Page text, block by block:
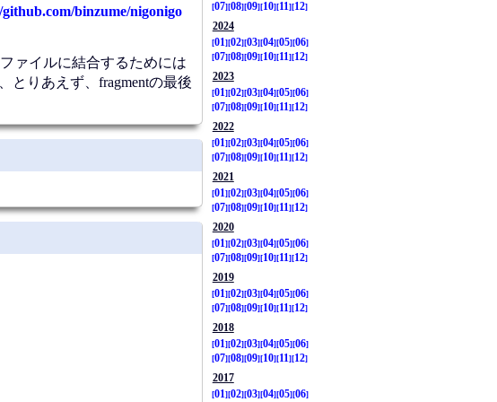
binzume/nigonigo
ァイルに結合するためには
とりあえず、fragmentの最後
07 08 09 10 11
12
2024
01
02 03 04 05 06
07 08 09 10 11
12
2023
01
02 03 04 05 06
07 08 09 10 11
12
2022
01
02 03 04 05 06
07 08 09 10 11
12
2021
01
02 03 04 05 06
07 08 09 10 11
12
2020
01
02 03 04 05 06
07 08 09 10 11
12
2019
01
02 03 04 05 06
07 08 09 10 11
12
2018
01 02 03 04 05 06
07 08 09 10 11 12
2017
01 02 03 04 05 06